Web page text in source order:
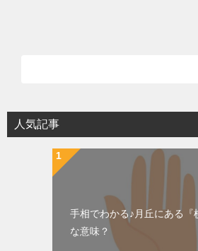
人気記事
手相でわかる♪月丘にある『
な意味？